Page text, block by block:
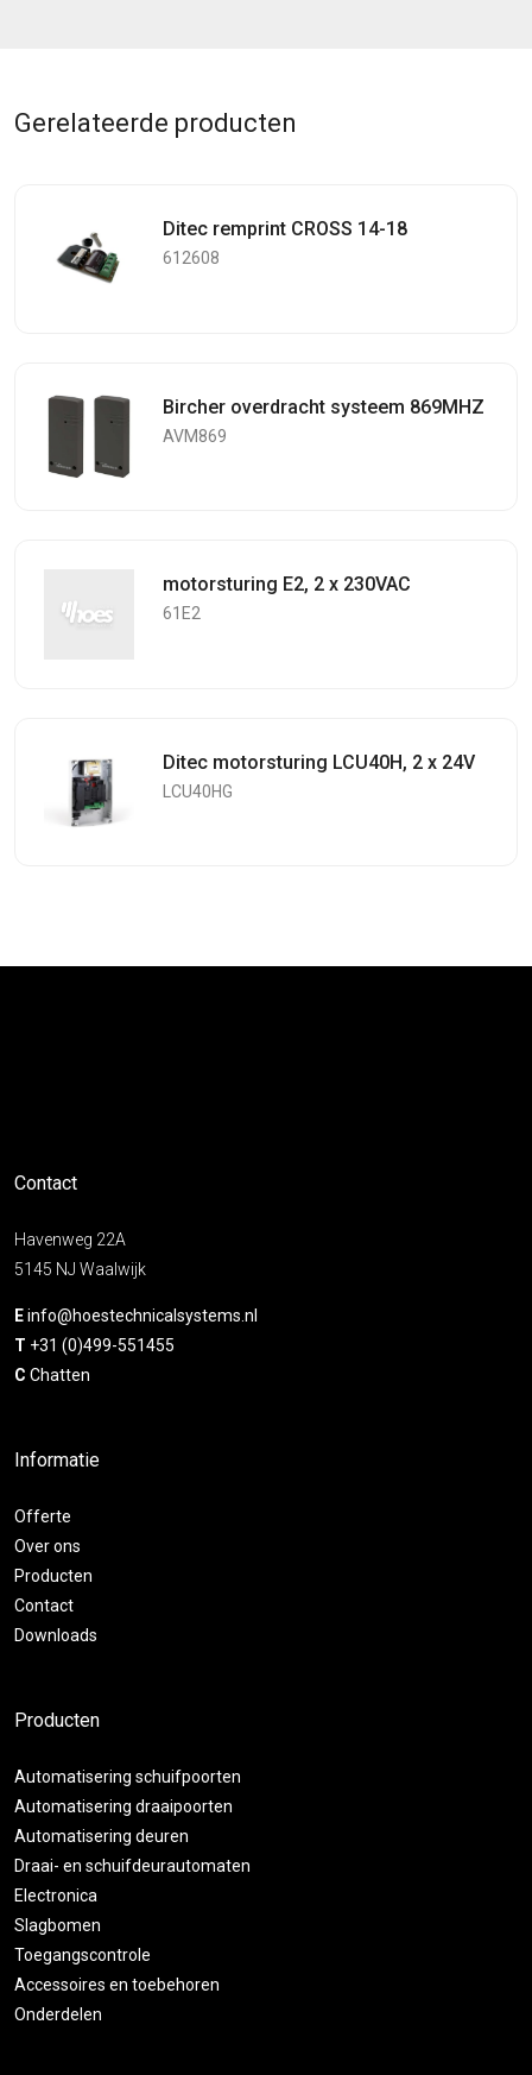
Gerelateerde producten
Ditec remprint CROSS 14-18
612608
Bircher overdracht systeem 869MHZ
AVM869
motorsturing E2, 2 x 230VAC
61E2
Ditec motorsturing LCU40H, 2 x 24V
LCU40HG
Contact
Havenweg 22A
5145 NJ Waalwijk
Einfo@hoestechnicalsystems.nl
T +31 (0)499-551455
C Chatten
Informatie
Offerte
Over ons
Producten
Contact
Downloads
Producten
Automatisering schuifpoorten
Automatisering draaipoorten
Automatisering deuren
Draai- en schuifdeurautomaten
Electronica
Slagbomen
Toegangscontrole
Accessoires en toebehoren
Onderdelen